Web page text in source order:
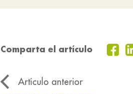
Comparta el artículo
Artículo anterior